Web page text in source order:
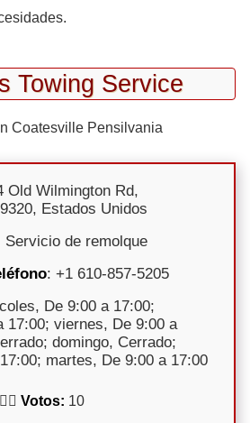
Towing Service
Old Wilmington Rd,
Estados Unidos
Servicio de remolque
: +1 610-857-5205
De 9:00 a 17:00;
17:00; viernes, De 9:00 a
domingo, Cerrado;
martes, De 9:00 a 17:00
Votos: 10